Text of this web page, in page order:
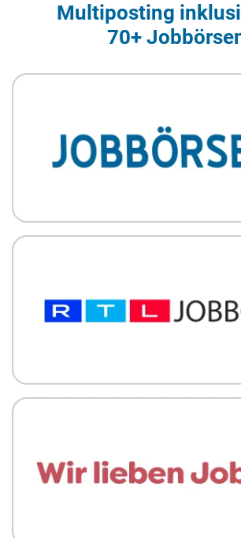
Multiposting
70+